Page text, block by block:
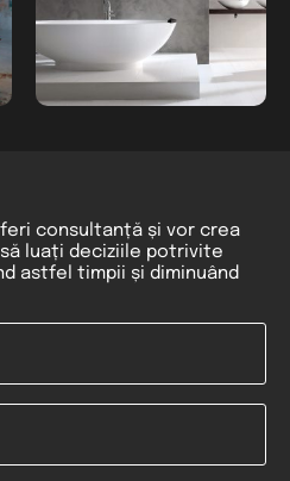
consultanță și vor crea
luați deciziile potrivite
astfel timpii și diminuând